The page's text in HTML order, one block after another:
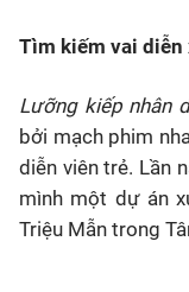
Tìm kiếm vai diễn
Lưỡng kiếp nhân
bởi mạch phim
diễn viên trẻ. Lần
mình một dự án
Triệu Mẫn trong